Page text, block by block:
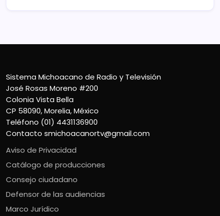
Sistema Michoacano de Radio y Televisión
José Rosas Moreno #200
Colonia Vista Bella
CP 58090, Morelia, México
Teléfono (01) 4431136900
Contacto smichoacanortv@gmail.com
Aviso de Privacidad
Catálogo de producciones
Consejo ciudadano
Defensor de las audiencias
Marco Jurídico